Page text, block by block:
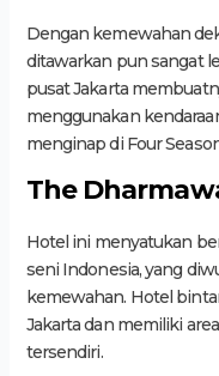
Dengan kemewahan
ditawarkan pun sangat
pusat Jakarta
menggunakan
menginap di Four
The
Hotel ini menyatukan
seni Indonesia, yang
kemewahan. Hotel
Jakarta dan memiliki
tersendiri.